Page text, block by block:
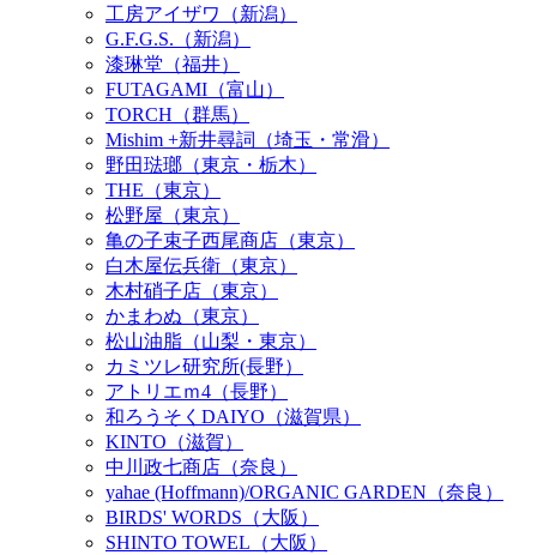
工房アイザワ（新潟）
G.F.G.S.（新潟）
漆琳堂（福井）
FUTAGAMI（富山）
TORCH（群馬）
Mishim +新井尋詞（埼玉・常滑）
野田琺瑯（東京・栃木）
THE（東京）
松野屋（東京）
亀の子束子西尾商店（東京）
白木屋伝兵衛（東京）
木村硝子店（東京）
かまわぬ（東京）
松山油脂（山梨・東京）
カミツレ研究所(長野）
アトリエｍ4（長野）
和ろうそくDAIYO（滋賀県）
KINTO（滋賀）
中川政七商店（奈良）
yahae (Hoffmann)/ORGANIC GARDEN（奈良）
BIRDS' WORDS（大阪）
SHINTO TOWEL（大阪）